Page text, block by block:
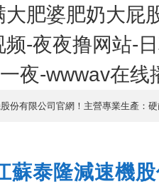
肥婆肥奶大屁
-夜夜撸网站-
夜-wwwav在线
份有限公司官網！主營專業生產：
蘇泰隆減速機